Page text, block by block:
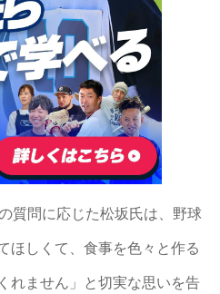
質問に応じた松坂氏は、野球
ほしくて、食事を色々と作る
れません」と切実な思いを告